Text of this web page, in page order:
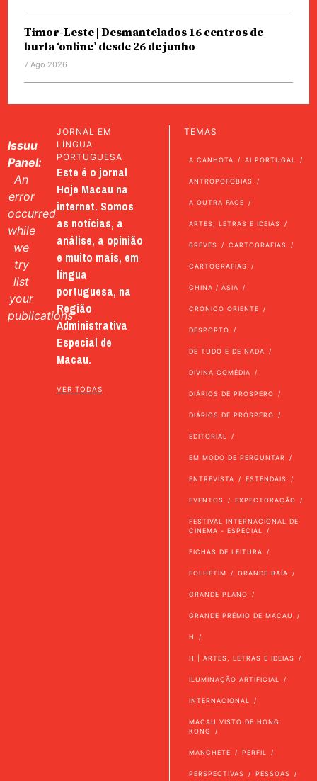
Timor-Leste | Desmantelados 16 centros de
burla ‘online’ desde 26 de junho
7 Ago 2026
Issuu
Panel:
An
error
occurred
while
we
try
list
your
publications
JORNAL EM
LÍNGUA
PORTUGUESA
Este é o jornal
Hoje Macau na
internet. Somos
as notícias, a
análise, a opinião
e muito mais, em
língua
portuguesa, na
Região
Administrativa
Especial de
Macau.
VER TODAS
TEMAS
A CANHOTA AI PORTUGAL
ANTROPOFOBIAS
A OUTRA FACE
ARTES, LETRAS E IDEIAS
BREVES CARTOGRAFIAS
CARTOGRAFIAS
CHINA / ÁSIA
CRÓNICO ORIENTE
DESPORTO
DE TUDO E DE NADA
DIVINA COMÉDIA
DIÁRIOS DE PRÓSPERO
DIÁRIOS DE PRÓSPERO
EDITORIAL
EM MODO DE PERGUNTAR
ENTREVISTA ESTENDAIS
EVENTOS EXPECTORAÇÃO
FESTIVAL INTERNACIONAL DE
CINEMA - ESPECIAL
FICHAS DE LEITURA
FOLHETIM GRANDE BAÍA
GRANDE PLANO
GRANDE PRÉMIO DE MACAU
H
H | ARTES, LETRAS E IDEIAS
ILUMINAÇÃO ARTIFICIAL
INTERNACIONAL
MACAU VISTO DE HONG
KONG
MANCHETE PERFIL
PERSPECTIVAS PESSOAS